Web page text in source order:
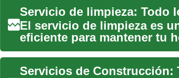
Servicio de limpieza: Todo
El servicio de limpieza es
eficiente para mantener tu
dedicar t...
Servicios de Construcción: